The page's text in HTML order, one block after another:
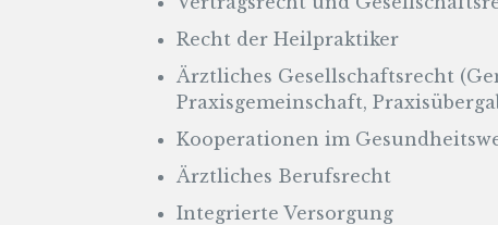
Recht der Heilpraktiker
Ärztliches Gesellschaftsrecht
Praxisgemeinschaft,
Kooperationen im
Ärztliches Berufsrecht
Integrierte Versorgung